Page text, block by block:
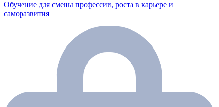
Обучение для смены профессии, роста в карьере и
саморазвития